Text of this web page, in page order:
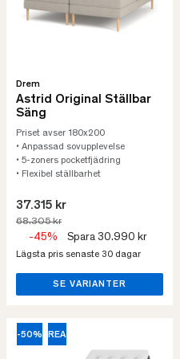
Drem
Astrid Original Ställbar
Säng
Priset avser 180x200
• Anpassad sovupplevelse
• 5-zoners pocketfjädring
• Flexibel ställbarhet
37.315 kr
68.305 kr
-45% Spara 30.990 kr
Lägsta pris senaste 30 dagar
SE VARIANTER
-50% REA